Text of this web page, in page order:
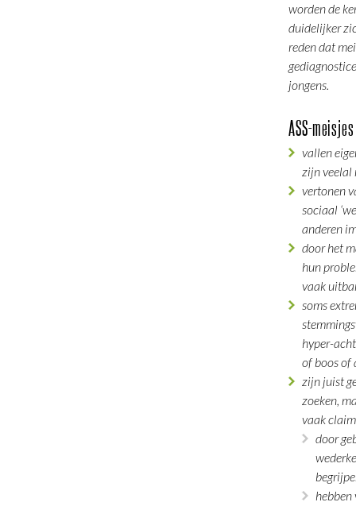
worden de
duidelijker
reden dat
jongens.
ASS-
vallen
zijn
vertonen
sociaal
anderen
door het
hun
vaak
soms
hyper-
of boos of
zijn juist
zoeken,
vaak
door
hebben